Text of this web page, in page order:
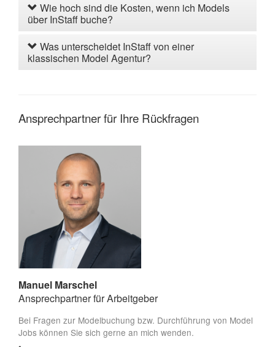
Wie hoch sind die Kosten, wenn ich Models
über InStaff buche?
Was unterscheidet InStaff von einer
klassischen Model Agentur?
Ansprechpartner für Ihre Rückfragen
Manuel Marschel
Ansprechpartner für Arbeitgeber
Bei Fragen zur Modelbuchung bzw. Durchführung von Model
Jobs können Sie sich gerne an mich wenden.